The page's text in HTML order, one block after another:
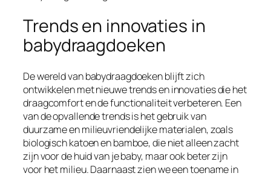
Trends en innovaties in
babydraagdoeken
De wereld van babydraagdoeken blijft zich
ontwikkelen met nieuwe trends en innovaties die het
draagcomfort en de functionaliteit verbeteren. Een
van de opvallende trends is het gebruik van
duurzame en milieuvriendelijke materialen, zoals
biologisch katoen en bamboe, die niet alleen zacht
zijn voor de huid van je baby, maar ook beter zijn
voor het milieu. Daarnaast zien we een toename in